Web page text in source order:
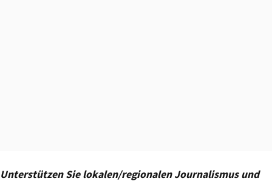
Unterstützen Sie lokalen/regionalen Journalismus und